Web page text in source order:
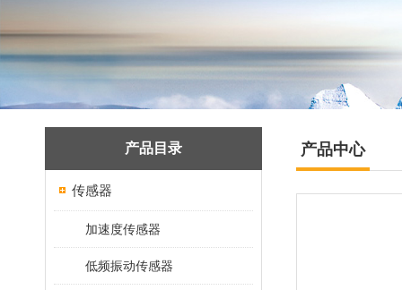
产品目录
传感器
加速度传感器
低频振动传感器
产品中心